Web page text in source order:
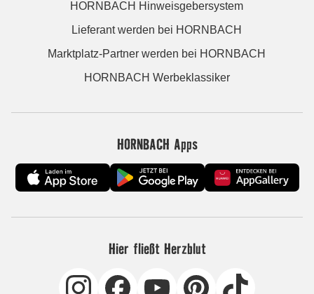
HORNBACH Hinweisgebersystem
Lieferant werden bei HORNBACH
Marktplatz-Partner werden bei HORNBACH
HORNBACH Werbeklassiker
HORNBACH Apps
Hier fließt Herzblut